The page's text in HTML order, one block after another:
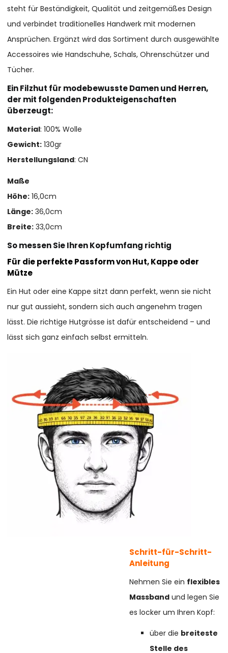
steht für Beständigkeit, Qualität und zeitgemäßes Design
und verbindet traditionelles Handwerk mit modernen
Ansprüchen. Ergänzt wird das Sortiment durch ausgewählte
Accessoires wie Handschuhe, Schals, Ohrenschützer und
Tücher.
Ein Filzhut für modebewusste Damen und Herren,
der mit folgenden Produkteigenschaften
überzeugt:
Material: 100% Wolle
Gewicht: 130gr
Herstellungsland: CN
Maße
Höhe: 16,0cm
Länge: 36,0cm
Breite: 33,0cm
So messen Sie Ihren Kopfumfang richtig
Für die perfekte Passform von Hut, Kappe oder
Mütze
Ein Hut oder eine Kappe sitzt dann perfekt, wenn sie nicht
nur gut aussieht, sondern sich auch angenehm tragen
lässt. Die richtige Hutgrösse ist dafür entscheidend – und
lässt sich ganz einfach selbst ermitteln.
Schritt-für-Schritt-
Anleitung
Nehmen Sie ein flexibles
Massband und legen Sie
es locker um Ihren Kopf:
über die breiteste
Stelle des